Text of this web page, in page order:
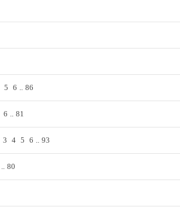
5 6 .. 86
6 .. 81
3 4 5 6 .. 93
.. 80